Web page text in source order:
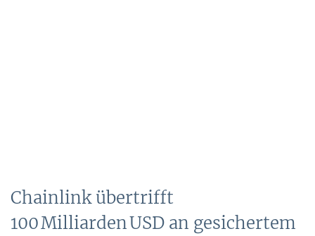
Chainlink übertrifft
100 Milliarden USD an gesichertem